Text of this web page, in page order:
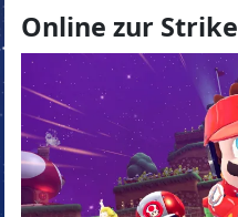
Online zur